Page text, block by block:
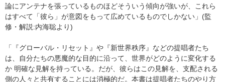
論にアンテナを張っているものほどそういう傾向が強いが、これら
はすべて「彼ら」が意図をもって広めているものでしかない」(監
修・解説:内海聡より)
「『グローバル・リセット』や『新世界秩序』などの提唱者たち
は、自分たちの悪魔的な目的に沿って、世界がどのように変化する
か 明確な見解を持っている。だが、彼らはこの見解を、支配される
側の人々と共有することには消極的だ。本書は提唱者たちのやり方